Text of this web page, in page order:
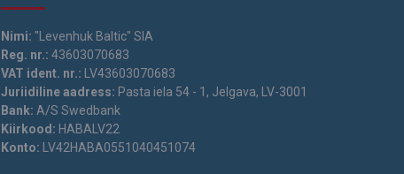
Nimi: "Levenhuk Baltic" SIA
Reg. nr.: 43603070683
VAT ident. nr.: LV43603070683
Juriidiline aadress: Pasta iela 54 - 1, Jelgava, LV-3001
Bank: A/S Swedbank
Kiirkood: HABALV22
Konto: LV42HABA0551040451074